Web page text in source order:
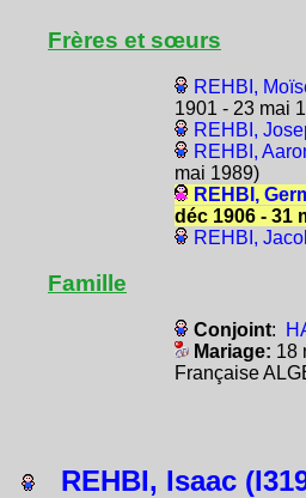
Frères et sœurs
REHBI,
1901 - 23 mai
REHBI,
REHBI,
mai 1989)
REHBI,
déc 1906 - 31
REHBI,
Famille
Conjoint:
Mariage: 18
Française
REHBI, Isaac